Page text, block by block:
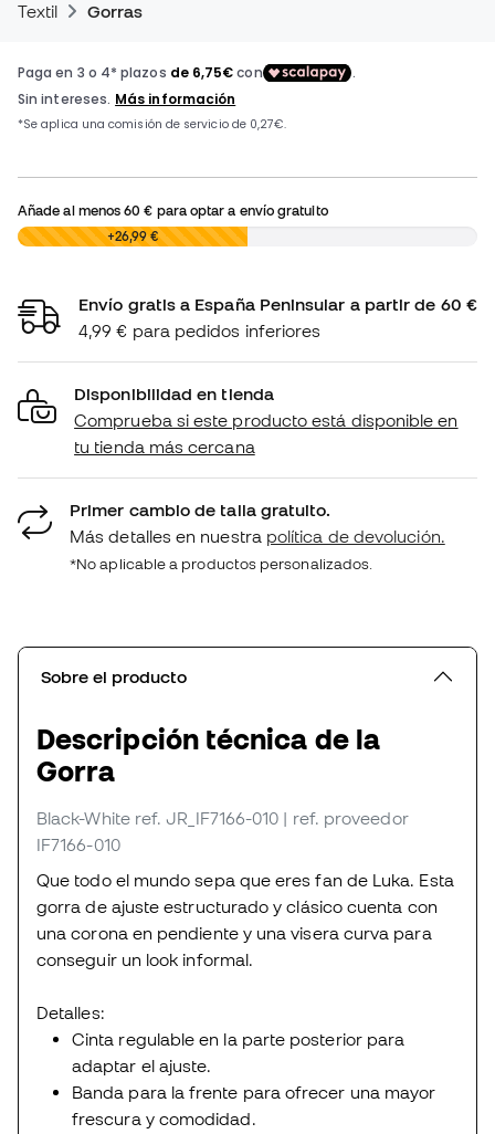
Textil Gorras
Añade al menos60 € para optar a envío gratuito
0,00 € +26,99 €
Envío gratis a España Peninsular a partir de 60 €
4,99 € para pedidos inferiores
Disponibilidad en tienda
Comprueba si este producto está disponible en
tu tienda más cercana
Primer cambio de talla gratuito.
Más detalles en nuestra política de devolución.
*No aplicable a productos personalizados.
Sobre el producto
Descripción técnica de la
Gorra
Black-White ref. JR_IF7166-010 | ref. proveedor
IF7166-010
Que todo el mundo sepa que eres fan de Luka. Esta
gorra de ajuste estructurado y clásico cuenta con
una corona en pendiente y una visera curva para
conseguir un look informal.
Detalles:
Cinta regulable en la parte posterior para
adaptar el ajuste.
Banda para la frente para ofrecer una mayor
frescura y comodidad.